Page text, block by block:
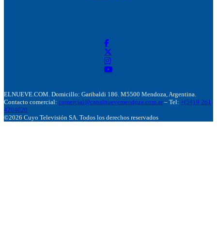
ELNUEVE.COM. Domicillo: Garibaldi 186. M5500 Mendoza, Argentina.
Contacto comercial: comercial@canalnuevemendoza.com.ar – Tel: +(54) 9 261
4204020
©2026 Cuyo Televisión SA. Todos los derechos reservados